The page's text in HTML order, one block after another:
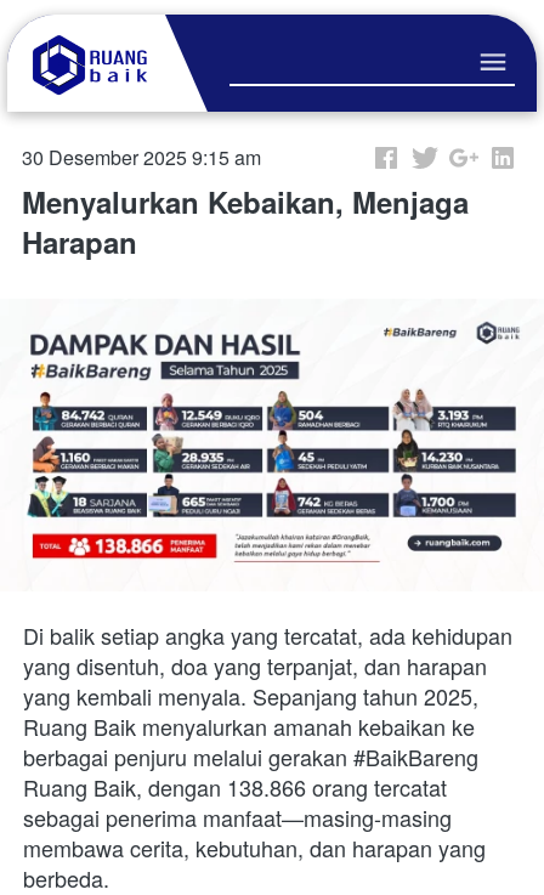
30 Desember 2025 9:15 am
Menyalurkan Kebaikan, Menjaga
Harapan
Di balik setiap angka yang tercatat, ada kehidupan
yang disentuh, doa yang terpanjat, dan harapan
yang kembali menyala. Sepanjang tahun 2025,
Ruang Baik menyalurkan amanah kebaikan ke
berbagai penjuru melalui gerakan #BaikBareng
Ruang Baik, dengan 138.866 orang tercatat
sebagai penerima manfaat—masing-masing
membawa cerita, kebutuhan, dan harapan yang
berbeda.